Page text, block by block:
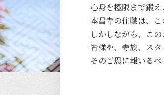
心身を極限まで鍛え、
本昌寺の住職は、 こ
しかしながら、
こ
皆様や、 寺族、 スタ
そのご恩に報いるべ